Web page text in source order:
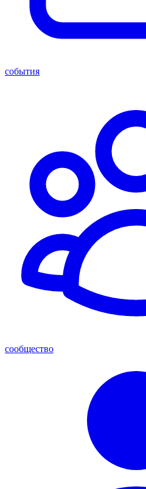
события
сообщество